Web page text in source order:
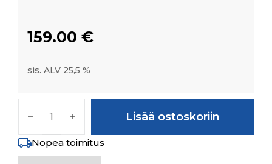
159.00 €
sis. ALV 25,5 %
Lisää ostoskoriin
Nopea toimitus